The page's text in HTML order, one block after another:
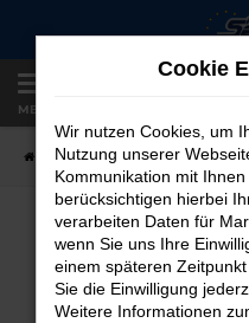
Zum
springen
MENÜ
Startseite Fahrzeugangebote
Cookie
Wir nutzen Cookies, um
Nutzung unserer
Kommunikation mit
berücksichtigen hierbei
verarbeiten Daten für
wenn Sie uns Ihre
einem späteren
Sie die Einwilligung
Weitere Informationen